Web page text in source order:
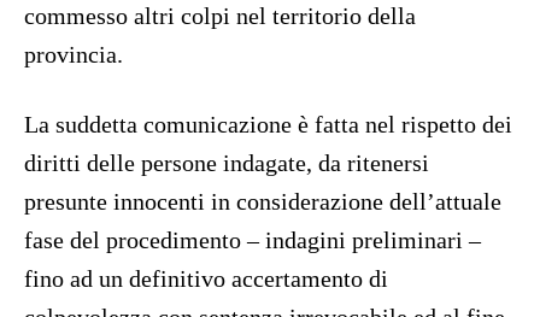
commesso altri colpi nel territorio della
provincia.
La suddetta comunicazione è fatta nel rispetto dei
diritti delle persone indagate, da ritenersi
presunte innocenti in considerazione dell’attuale
fase del procedimento – indagini preliminari –
fino ad un definitivo accertamento di